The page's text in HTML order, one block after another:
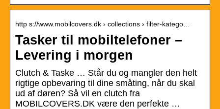
http s://www.mobilcovers.dk › collections › filter-katego…
Tasker til mobiltelefoner –
Levering i morgen
Clutch & Taske … Står du og mangler den helt
rigtige opbevaring til dine småting, når du skal
ud af døren? Så vil en clutch fra
MOBILCOVERS.DK være den perfekte …